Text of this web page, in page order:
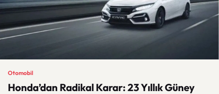
Otomobil
Honda’dan Radikal Karar: 23 Yıllık Güney